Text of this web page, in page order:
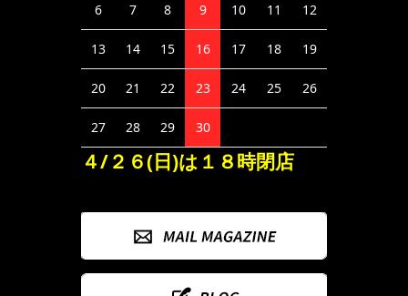
6 7 8 9 10 11 12
13 14 15 16 17 18 19
20 21 22 23 24 25 26
27 28 29 30
４/２６(日)は１８時閉店